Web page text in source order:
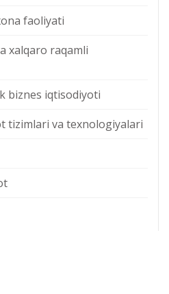
faoliyati
xalqaro raqamli
biznes iqtisodiyoti
tizimlari va texnologiyalari